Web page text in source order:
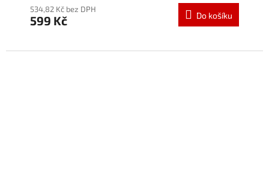
534,82 Kč bez DPH
599 Kč Do košíku